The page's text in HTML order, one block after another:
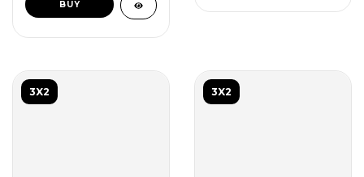
BUY
3X2 3X2